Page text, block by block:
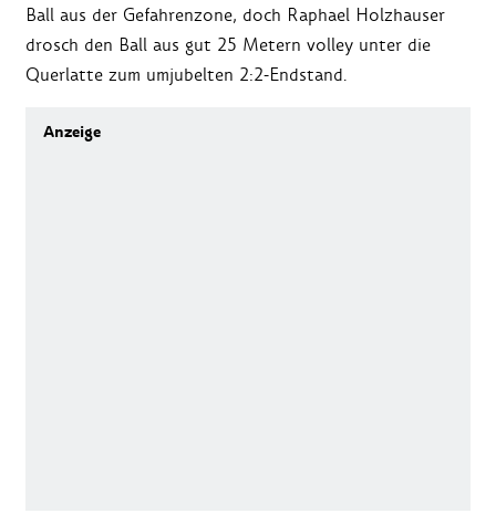
Ball aus der Gefahrenzone, doch Raphael Holzhauser
drosch den Ball aus gut 25 Metern volley unter die
Querlatte zum umjubelten 2:2-Endstand.